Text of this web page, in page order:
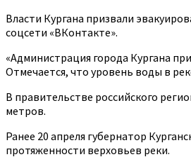
Власти Кургана призвали
соцсети «ВКонтакте».
«Администрация города Кургана
Отмечается, что уровень воды в
В правительстве российского
метров.
Ранее 20 апреля губернатор
протяженности верховьев реки.